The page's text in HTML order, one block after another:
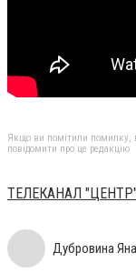
Якщо ви помітили помилку,
повідомити про це редакцію
ТЕЛЕКАНАЛ "ЦЕНТР"
Дубровина